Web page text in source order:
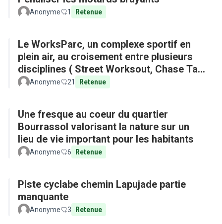
Anonyme 1 Retenue
Le WorksParc, un complexe sportif en
plein air, au croisement entre plusieurs
disciplines ( Street Worksout, Chase Tag,
Parkour)
Anonyme 21 Retenue
Une fresque au coeur du quartier
Bourrassol valorisant la nature sur un
lieu de vie important pour les habitants
Anonyme 6 Retenue
Piste cyclabe chemin Lapujade partie
manquante
Anonyme 3 Retenue